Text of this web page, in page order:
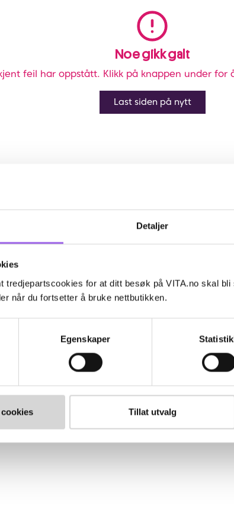
Detaljer
tredjepartscookies for at ditt besøk på VITA.no skal
når du fortsetter å bruke nettbutikken.
Egenskaper
Tillat utvalg
Noe gikk galt
feil har oppstått. Klikk på knappen under for
Last siden på nytt